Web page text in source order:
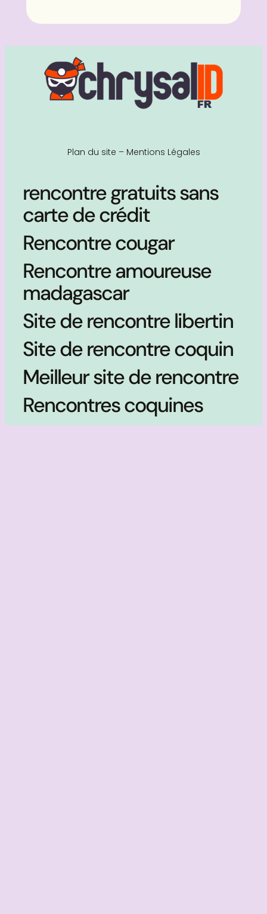
Plan du site – Mentions Légales
rencontre gratuits sans
carte de crédit
Rencontre cougar
Rencontre amoureuse
madagascar
Site de rencontre libertin
Site de rencontre coquin
Meilleur site de rencontre
Rencontres coquines